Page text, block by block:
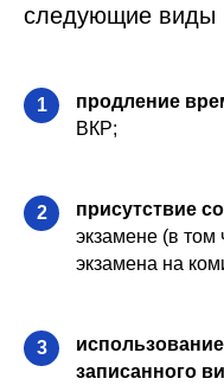
следующие виды
1 продление
ВКР;
2 присутствие
экзамене (в том
экзамена на
3
записанного